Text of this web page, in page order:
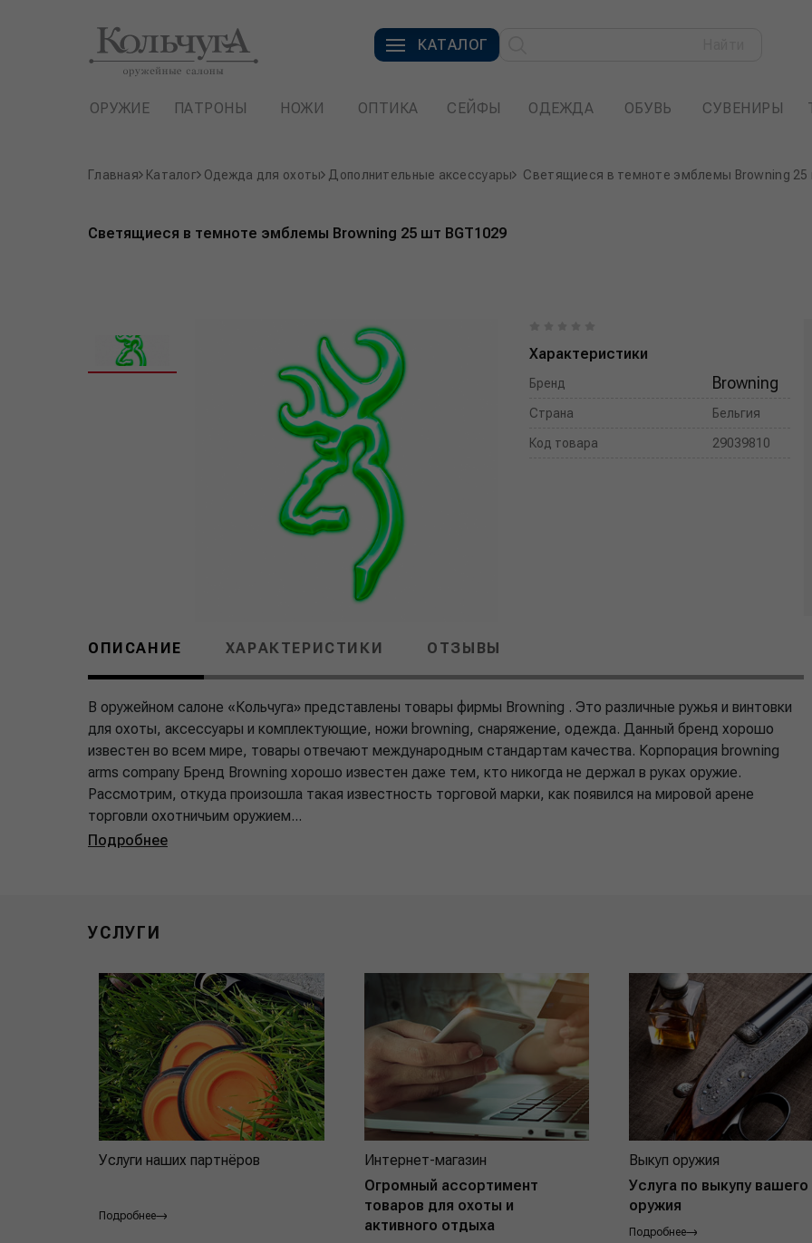
КАТАЛОГ
ОРУЖИЕ ПАТРОНЫ НОЖИ ОПТИКА СЕЙФЫ ОДЕЖДА ОБУВЬ СУВЕНИРЫ
Главная Каталог Одежда для охоты Дополнительные аксессуары Светящиеся в темноте эмблемы Browning 25
Светящиеся в темноте эмблемы Browning 25 шт BGT1029
Характеристики
Бренд Browning
Страна Бельгия
Код товара 29039810
ОПИСАНИЕ ХАРАКТЕРИСТИКИ ОТЗЫВЫ
В оружейном салоне «Кольчуга» представлены товары фирмы Browning . Это различные ружья и винтовки
для охоты, аксессуары и комплектующие, ножи browning, снаряжение, одежда. Данный бренд хорошо
известен во всем мире, товары отвечают международным стандартам качества. Корпорация browning
arms company Бренд Browning хорошо известен даже тем, кто никогда не держал в руках оружие.
Рассмотрим, откуда произошла такая известность торговой марки, как появился на мировой арене
торговли охотничьим оружием...
Подробнее
УСЛУГИ
Услуги наших партнёров
Подробнее
Интернет-магазин
Огромный ассортимент
товаров для охоты и
активного отдыха
Выкуп оружия
Услуга по выкупу вашего
оружия
Подробнее